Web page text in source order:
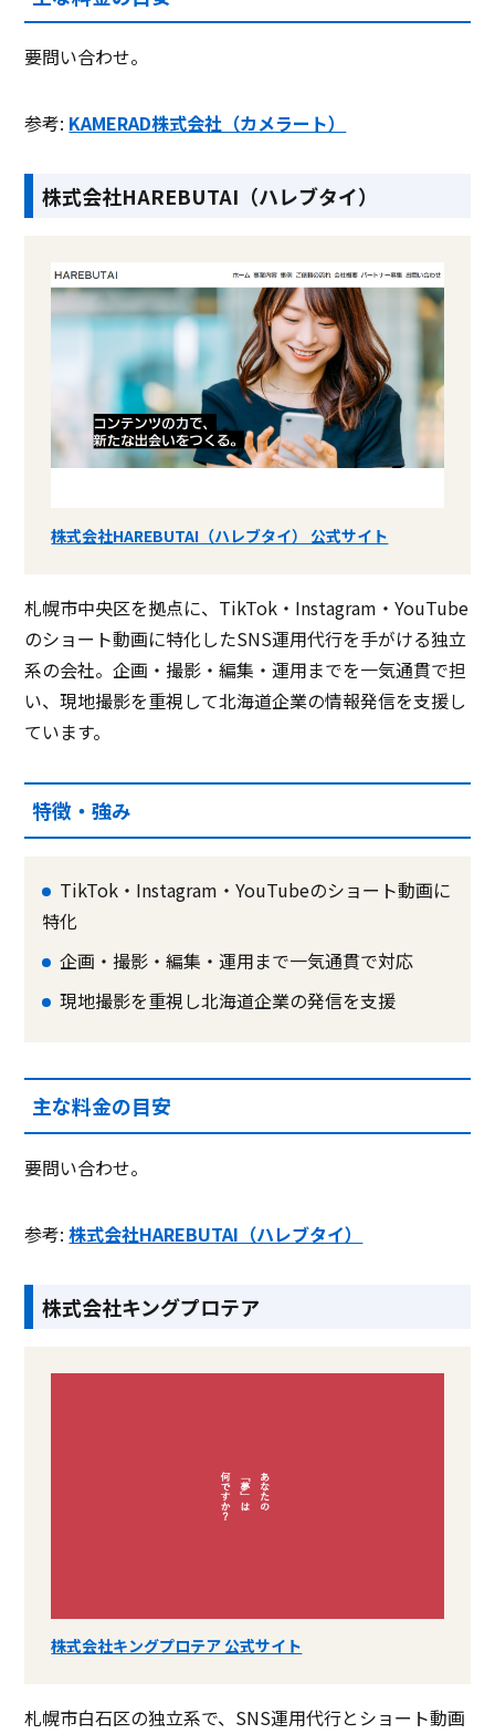
要問い合わせ。
参考: KAMERAD株式会社（カメラート）
株式会社HAREBUTAI（ハレブタイ）
株式会社HAREBUTAI（ハレブタイ） 公式サイト
札幌市中央区を拠点に、TikTok・Instagram・YouTube
のショート動画に特化したSNS運用代行を手がける独立
系の会社。企画・撮影・編集・運用までを一気通貫で担
い、現地撮影を重視して北海道企業の情報発信を支援し
ています。
特徴・強み
TikTok・Instagram・YouTubeのショート動画に
特化
企画・撮影・編集・運用まで一気通貫で対応
現地撮影を重視し北海道企業の発信を支援
主な料金の目安
要問い合わせ。
参考:株式会社HAREBUTAI（ハレブタイ）
株式会社キングプロテア
株式会社キングプロテア 公式サイト
札幌市白石区の独立系で、SNS運用代行とショート動画